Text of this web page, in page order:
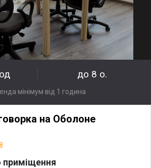
до 8 о.
мінімум від 1 година
на Оболоне
приміщення